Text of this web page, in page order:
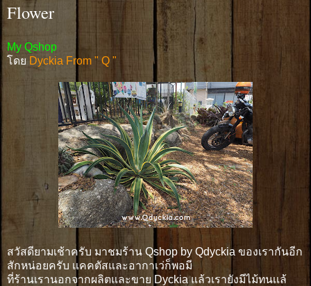
Flower
My Qshop
โดย Dyckia From " Q "
สวัสดียามเช้าครับ มาชมร้าน Qshop by Qdyckia ของเรากันอีก
สักหน่อยครับ เเคคตัสและอากาเว่ก็พอมี
ที่ร้านเรานอกจากผลิตและขาย Dyckia แล้วเรายังมีไม้ทนเเล้